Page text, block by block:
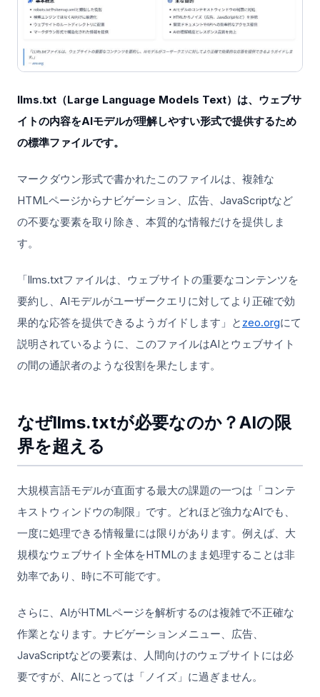
llms.txt（Large Language Models Text）は、ウェブサ
イトの内容をAIモデルが理解しやすい形式で提供するため
の標準ファイルです。
マークダウン形式で書かれたこのファイルは、複雑な
HTMLページからナビゲーション、広告、JavaScriptなど
の不要な要素を取り除き、本質的な情報だけを提供しま
す。
「llms.txtファイルは、ウェブサイトの重要なコンテンツを
要約し、AIモデルがユーザークエリに対してより正確で効
果的な応答を提供できるようガイドします」と zeo.orgにて
説明されているように、このファイルはAIとウェブサイト
の間の通訳者のような役割を果たします。
なぜllms.txtが必要なのか？AIの限
界を超える
大規模言語モデルが直面する最大の課題の一つは「コンテ
キストウィンドウの制限」です。どれほど強力なAIでも、
一度に処理できる情報量には限りがあります。例えば、大
規模なウェブサイト全体をHTMLのまま処理することは非
効率であり、時に不可能です。
さらに、AIがHTMLページを解析するのは複雑で不正確な
作業となります。ナビゲーションメニュー、広告、
JavaScriptなどの要素は、人間向けのウェブサイトには必
要ですが、AIにとっては「ノイズ」に過ぎません。